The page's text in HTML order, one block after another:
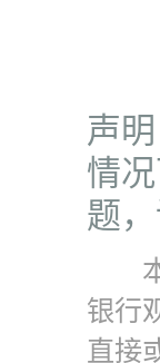
声
情
题
本
银行
直接